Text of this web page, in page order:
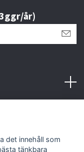
år)
det innehåll som
tänkbara